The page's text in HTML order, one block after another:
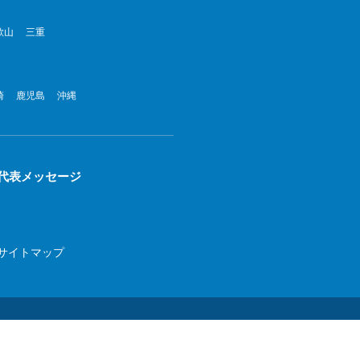
山 三重
鹿児島 沖縄
表メッセージ
イトマップ